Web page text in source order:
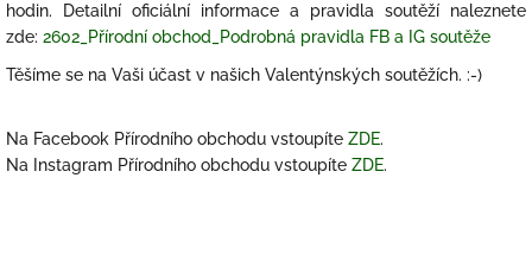
hodin. Detailní oficiální informace a pravidla soutěží naleznete
zde: 2602_Přírodní obchod_Podrobná pravidla FB a IG soutěže
Těšíme se na Vaši účast v našich Valentýnských soutěžích. :-)
Na Facebook Přírodního obchodu vstoupíte ZDE.
Na Instagram Přírodního obchodu vstoupíte ZDE.